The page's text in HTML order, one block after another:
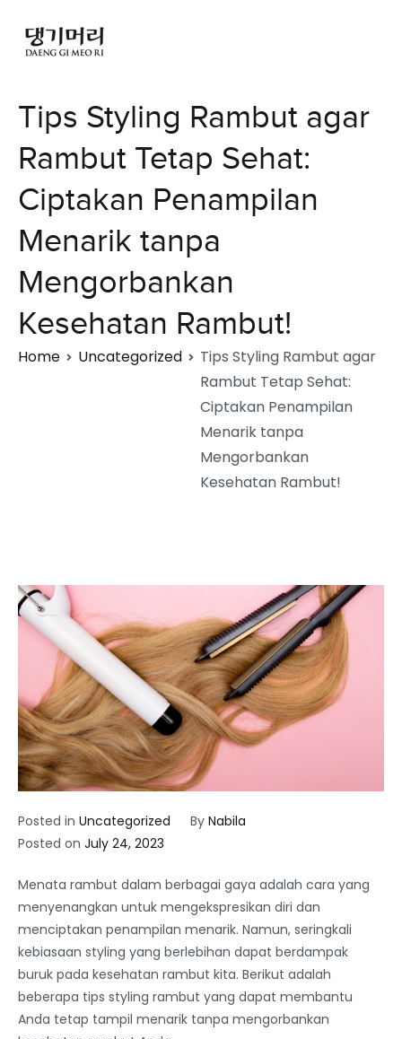
Tips Styling Rambut agar
Rambut Tetap Sehat:
Ciptakan Penampilan
Menarik tanpa
Mengorbankan
Kesehatan Rambut!
Home Uncategorized
Tips Styling Rambut agar
Rambut Tetap Sehat:
Ciptakan Penampilan
Menarik tanpa
Mengorbankan
Kesehatan Rambut!
Posted in Uncategorized By Nabila
Posted on July 24, 2023
Menata rambut dalam berbagai gaya adalah cara yang
menyenangkan untuk mengekspresikan diri dan
menciptakan penampilan menarik. Namun, seringkali
kebiasaan styling yang berlebihan dapat berdampak
buruk pada kesehatan rambut kita. Berikut adalah
beberapa tips styling rambut yang dapat membantu
Anda tetap tampil menarik tanpa mengorbankan